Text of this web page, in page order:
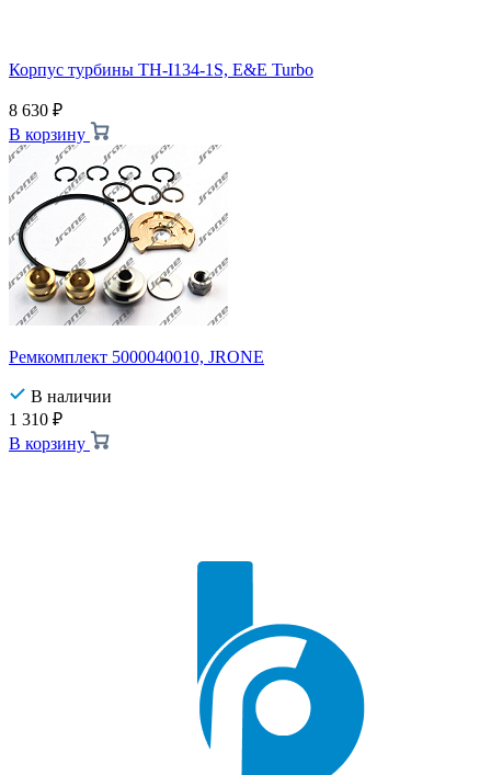
Корпус турбины TH-I134-1S, E&E Turbo
8 630 ₽
В корзину
Ремкомплект 5000040010, JRONE
В наличии
1 310 ₽
В корзину